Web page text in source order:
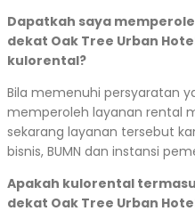
Dapatkah saya
dekat Oak Tree Urban
kulorental?
Bila memenuhi persyaratan
memperoleh layanan rental
sekarang layanan tersebut
bisnis, BUMN dan instansi
Apakah kulorental
dekat Oak Tree Urban